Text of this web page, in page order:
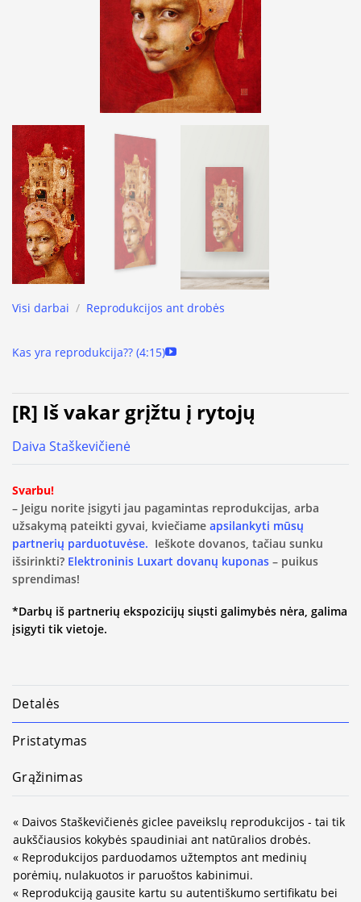
Visi darbai / Reprodukcijos ant drobės
Kas yra reprodukcija?? (4:15)
[R] Iš vakar grįžtu į rytojų
Daiva Staškevičienė
Svarbu!
– Jeigu norite įsigyti jau pagamintas reprodukcijas, arba
užsakymą pateikti gyvai, kviečiame apsilankyti mūsų
partnerių parduotuvėse. Ieškote dovanos, tačiau sunku
išsirinkti? Elektroninis Luxart dovanų kuponas – puikus
sprendimas!
*Darbų iš partnerių ekspozicijų siųsti galimybės nėra, galima
įsigyti tik vietoje.
Detalės
Pristatymas
Grąžinimas
« Daivos Staškevičienės giclee paveikslų reprodukcijos - tai tik
aukščiausios kokybės spaudiniai ant natūralios drobės.
« Reprodukcijos parduodamos užtemptos ant medinių
porėmių, nulakuotos ir paruoštos kabinimui.
« Reprodukciją gausite kartu su autentiškumo sertifikatu bei